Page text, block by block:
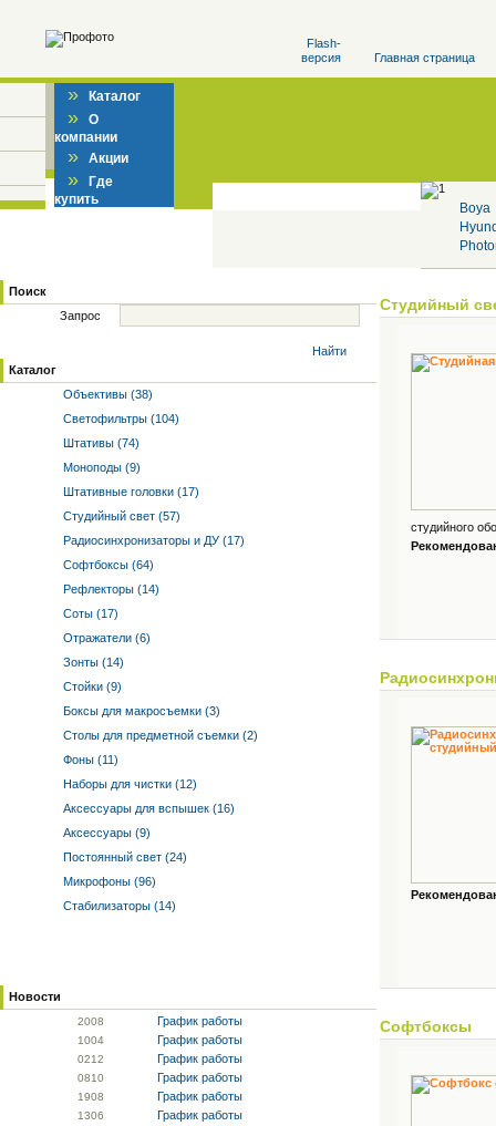
Flash-
версия
Главная страница
» Каталог
» О
компании
» Акции
» Где
купить
Boya
Поиск
Запрос
Найти
Каталог
Объективы (38)
Светофильтры (104)
Штативы (74)
Моноподы (9)
Штативные головки (17)
Студийный свет (57)
Радиосинхронизаторы и ДУ (17)
Софтбоксы (64)
Рефлекторы (14)
Соты (17)
Отражатели (6)
Зонты (14)
Стойки (9)
Боксы для макросъемки (3)
Столы для предметной съемки (2)
Фоны (11)
Наборы для чистки (12)
Аксессуары для вспышек (16)
Аксессуары (9)
Постоянный свет (24)
Микрофоны (96)
Стабилизаторы (14)
Новости
2008 График работы
1004 График работы
0212 График работы
0810 График работы
1908 График работы
1306 График работы
Студийный
студийного
Софтбоксы